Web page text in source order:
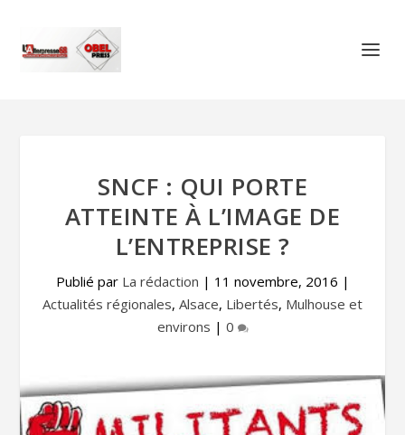
SNCF : QUI PORTE
ATTEINTE À L’IMAGE DE
L’ENTREPRISE ?
Publié par La rédaction | 11 novembre, 2016 |
Actualités régionales, Alsace, Libertés, Mulhouse et
environs | 0